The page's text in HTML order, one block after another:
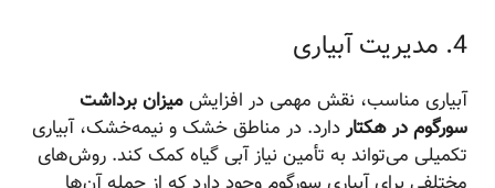
4. مدیریت آبیاری
آبیاری مناسب، نقش مهمی در افزایشمیزان برداشت
سورگوم در هکتاردارد. در مناطق خشک و نیمه‌خشک، آبیاری
تکمیلی می‌تواند به تأمین نیاز آبی گیاه کمک کند. روش‌های